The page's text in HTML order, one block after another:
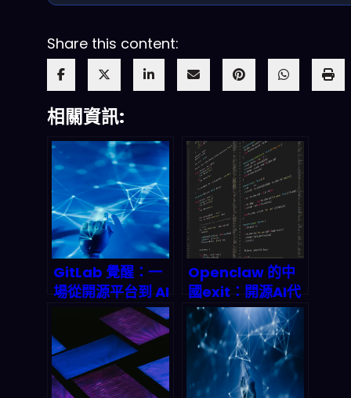
Share this content:
相關資訊:
GitLab 覺醒：一
場從開源平台到 AI
代理軍團的豪賭，
2027 年市值將翻
倍？
Openclaw 的中
國exit：開源AI代
理如何觸礁數據隱
私新規？